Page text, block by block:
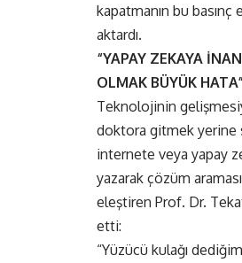
kapatmanın bu basınç
aktardı.
“YAPAY ZEKAYA
OLMAK BÜYÜK HATA”
Teknolojinin
doktora gitmek yerine
internete veya yapay
yazarak çözüm
eleştiren Prof. Dr.
etti:
“Yüzücü kulağı